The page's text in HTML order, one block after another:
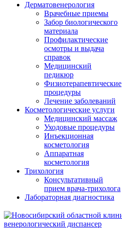
Дерматовенерология
Врачебные приемы
Забор биологического
материала
Профилактические
осмотры и выдача
справок
Медицинский
педикюр
Физиотерапевтические
процедуры
Лечение заболеваний
Косметологические услуги
Медицинский массаж
Уходовые процедуры
Инъекционная
косметология
Аппаратная
косметология
Трихология
Консультативный
прием врача-трихолога
Лабораторная диагностика